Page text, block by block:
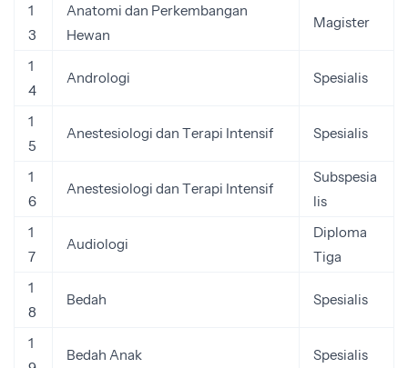
1
3
Anatomi dan Perkembangan
Hewan
Magister
1
4
Andrologi Spesialis
1
5
Anestesiologi dan Terapi Intensif Spesialis
1
6
Anestesiologi dan Terapi Intensif
Subspesia
lis
1
7
Audiologi
Diploma
Tiga
1
8
Bedah Spesialis
1
Bedah Anak Spesialis